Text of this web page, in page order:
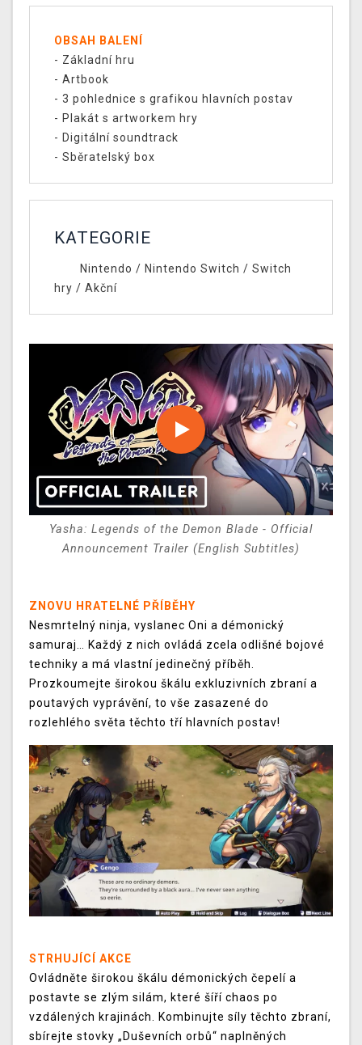
OBSAH BALENÍ
- Základní hru
- Artbook
- 3 pohlednice s grafikou hlavních postav
- Plakát s artworkem hry
- Digitální soundtrack
- Sběratelský box
KATEGORIE
Nintendo / Nintendo Switch / Switch
hry / Akční
Yasha: Legends of the Demon Blade - Official
Announcement Trailer (English Subtitles)
ZNOVU HRATELNÉ PŘÍBĚHY
Nesmrtelný ninja, vyslanec Oni a démonický
samuraj… Každý z nich ovládá zcela odlišné bojové
techniky a má vlastní jedinečný příběh.
Prozkoumejte širokou škálu exkluzivních zbraní a
poutavých vyprávění, to vše zasazené do
rozlehlého světa těchto tří hlavních postav!
STRHUJÍCÍ AKCE
Ovládněte širokou škálu démonických čepelí a
postavte se zlým silám, které šíří chaos po
vzdálených krajinách. Kombinujte síly těchto zbraní,
sbírejte stovky „Duševních orbů“ naplněných